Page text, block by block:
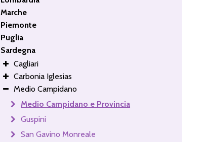
Marche
Piemonte
Puglia
Sardegna
Cagliari
Carbonia Iglesias
Medio Campidano
Medio Campidano e Provincia
Guspini
San Gavino Monreale